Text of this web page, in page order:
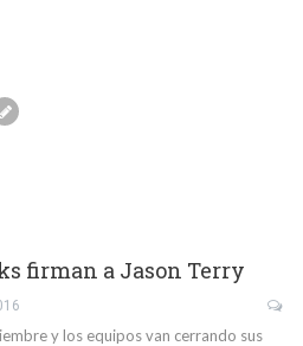
firman a Jason Terry
y los equipos van cerrando sus